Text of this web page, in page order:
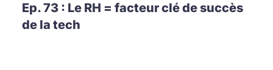
Ep. 73 : Le RH = facteur clé de succès
de la tech